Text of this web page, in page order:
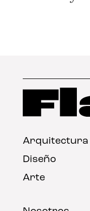
Arquitectura
Diseño
Arte